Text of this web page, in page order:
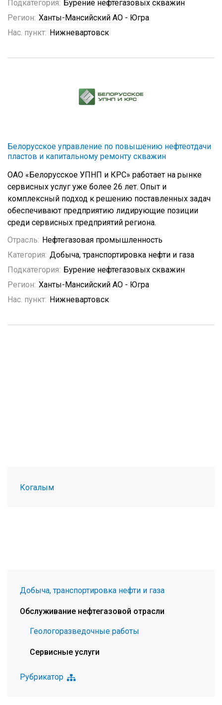
Подкатегория: Бурение нефтегазовых скважин
Регион: Ханты-Мансийский АО - Югра
Нас. пункт: Нижневартовск
Белорусское управление по повышению нефтеотдачи
пластов и капитальному ремонту скважин
ОАО «Белорусское УПНП и КРС» работает на рынке
сервисных услуг уже более 26 лет. Опыт и
комплексный подход к решению поставленных задач
обеспечивают предприятию лидирующие позиции
среди сервисных предприятий региона.
Отрасль: Нефтегазовая промышленность
Категория: Добыча, транспортировка нефти и газа
Подкатегория: Бурение нефтегазовых скважин
Регион: Ханты-Мансийский АО - Югра
Нас. пункт: Нижневартовск
Когалым
Добыча, транспортировка нефти и газа
Обслуживание нефтегазовой отрасли
Геологоразведочные работы
Сервисные услуги
Рубрикатор